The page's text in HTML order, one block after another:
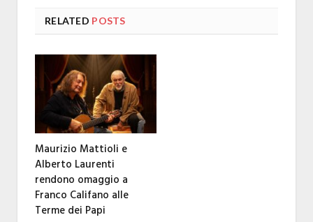
RELATED POSTS
Maurizio Mattioli e
Alberto Laurenti
rendono omaggio a
Franco Califano alle
Terme dei Papi